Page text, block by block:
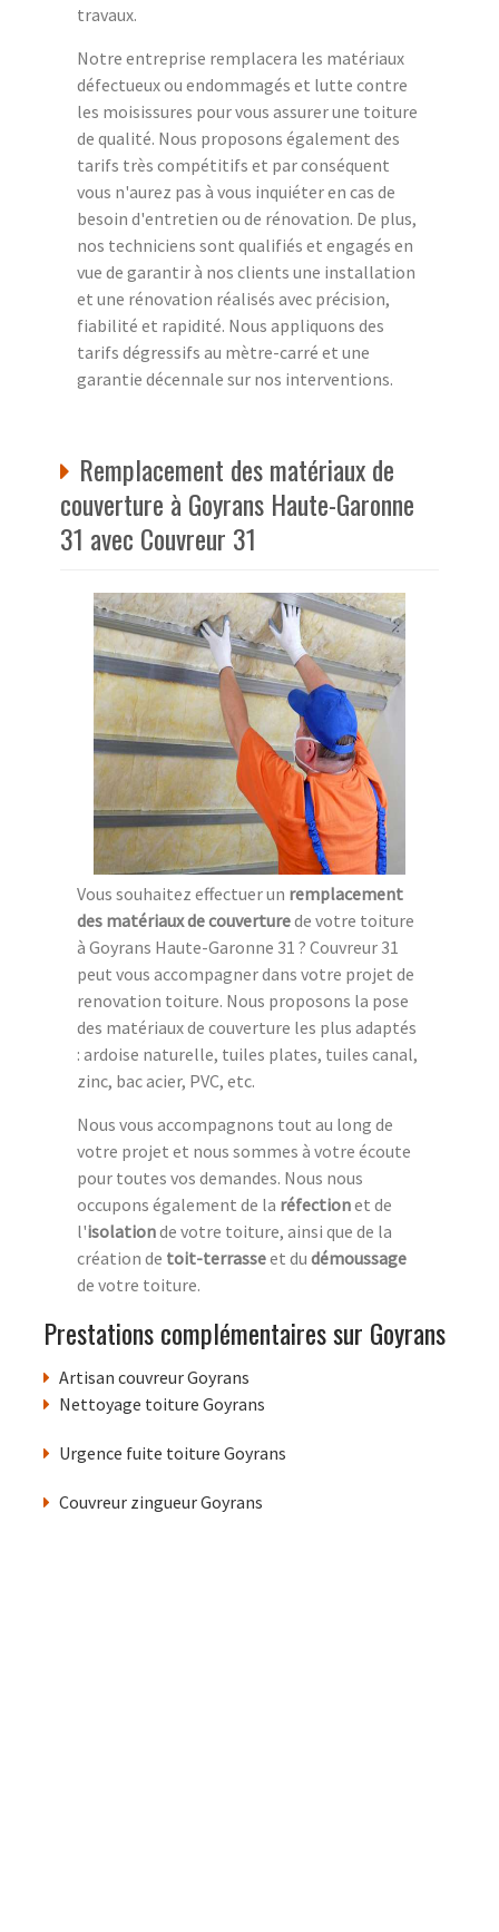
travaux.
Notre entreprise remplacera les matériaux
défectueux ou endommagés et lutte contre
les moisissures pour vous assurer une toiture
de qualité. Nous proposons également des
tarifs très compétitifs et par conséquent
vous n'aurez pas à vous inquiéter en cas de
besoin d'entretien ou de rénovation. De plus,
nos techniciens sont qualifiés et engagés en
vue de garantir à nos clients une installation
et une rénovation réalisés avec précision,
fiabilité et rapidité. Nous appliquons des
tarifs dégressifs au mètre-carré et une
garantie décennale sur nos interventions.
Remplacement des matériaux de
couverture à Goyrans Haute-Garonne
31 avec Couvreur 31
Vous souhaitez effectuer un remplacement
des matériaux de couverturede votre toiture
à Goyrans Haute-Garonne 31 ? Couvreur 31
peut vous accompagner dans votre projet de
renovation toiture. Nous proposons la pose
des matériaux de couverture les plus adaptés
: ardoise naturelle, tuiles plates, tuiles canal,
zinc, bac acier, PVC, etc.
Nous vous accompagnons tout au long de
votre projet et nous sommes à votre écoute
pour toutes vos demandes. Nous nous
occupons également de la réfectionet de
l'isolationde votre toiture, ainsi que de la
création de toit-terrasseet du démoussage
de votre toiture.
Prestations complémentaires sur Goyrans
Artisan couvreur Goyrans
Nettoyage toiture Goyrans
Urgence fuite toiture Goyrans
Couvreur zingueur Goyrans